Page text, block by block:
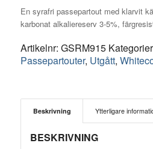
En syrafri passepartout med klarvit
karbonat alkaliereserv 3-5%,
Artikelnr: GSRM915
Passepartouter, Utgått,
Beskrivning Ytterligare
BESKRIVNING